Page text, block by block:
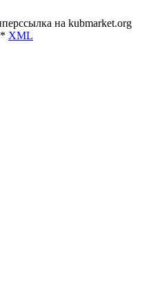
на kubmarket.org
* XML